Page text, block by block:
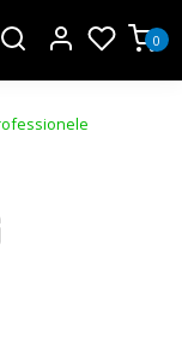
0